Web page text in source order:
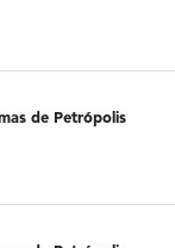
de Petrópolis